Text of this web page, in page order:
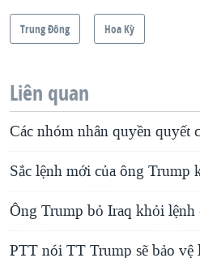
Trung Ðông Hoa Kỳ
Liên quan
Các nhóm nhân quyền quyết
Sắc lệnh mới của ông Trump
Ông Trump bỏ Iraq khỏi lệnh
PTT nói TT Trump sẽ bảo vệ